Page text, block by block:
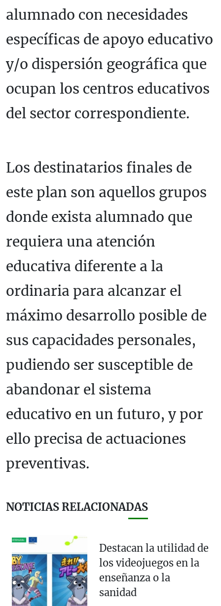
alumnado con necesidades
específicas de apoyo educativo
y/o dispersión geográfica que
ocupan los centros educativos
del sector correspondiente.
Los destinatarios finales de
este plan son aquellos grupos
donde exista alumnado que
requiera una atención
educativa diferente a la
ordinaria para alcanzar el
máximo desarrollo posible de
sus capacidades personales,
pudiendo ser susceptible de
abandonar el sistema
educativo en un futuro, y por
ello precisa de actuaciones
preventivas.
NOTICIAS RELACIONADAS
Destacan la utilidad de
los videojuegos en la
enseñanza o la
sanidad